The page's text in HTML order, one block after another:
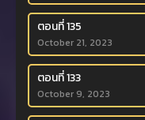
ตอนที่ 135
October 21, 2023
ตอนที่ 133
October 9, 2023